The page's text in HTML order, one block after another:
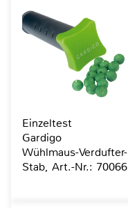
Einzeltest
Gardigo
Wühlmaus-Verdufter-
Stab, Art.-Nr.: 70066